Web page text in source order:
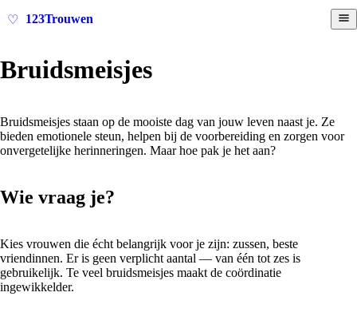
♡ 123Trouwen
Bruidsmeisjes
Bruidsmeisjes staan op de mooiste dag van jouw leven naast je. Ze
bieden emotionele steun, helpen bij de voorbereiding en zorgen voor
onvergetelijke herinneringen. Maar hoe pak je het aan?
Wie vraag je?
Kies vrouwen die écht belangrijk voor je zijn: zussen, beste
vriendinnen. Er is geen verplicht aantal — van één tot zes is
gebruikelijk. Te veel bruidsmeisjes maakt de coördinatie
ingewikkelder.